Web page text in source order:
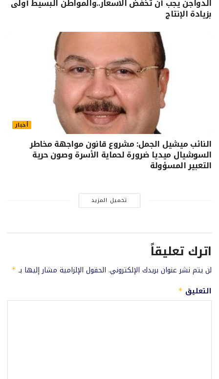
الدواجن يجب أن تخفض الأسعار..والمواطن البسيط أولى
بزيادة الإنتاج
أخبار
النائب ميشيل الجمل: مشروع قانون مواجهة مخاطر
السوشيال ميديا ضرورة لحماية الأسرة وصون حرية
التعبير المسؤولة
تحميل المزيد
اترك تعليقاً
لن يتم نشر عنوان بريدك الإلكتروني. الحقول الإلزامية مشار إليها بـ *
التعليق *